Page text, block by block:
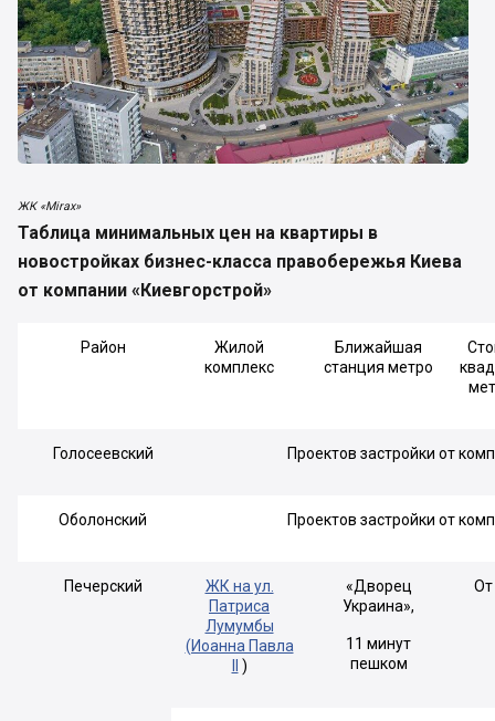
ЖК «Mirax»
Таблица минимальных цен на квартиры в
новостройках бизнес-класса правобережья Киева
от компании «Киевгорстрой»
Район
Жилой
комплекс
Ближайшая
станция метро
Голосеевский Проектов застройки от
Оболонский Проектов застройки от
Печерский
ЖК на ул.
Патриса
Лумумбы
(Иоанна Павла
)
«Дворец
Украина»,
11 минут
пешком
От